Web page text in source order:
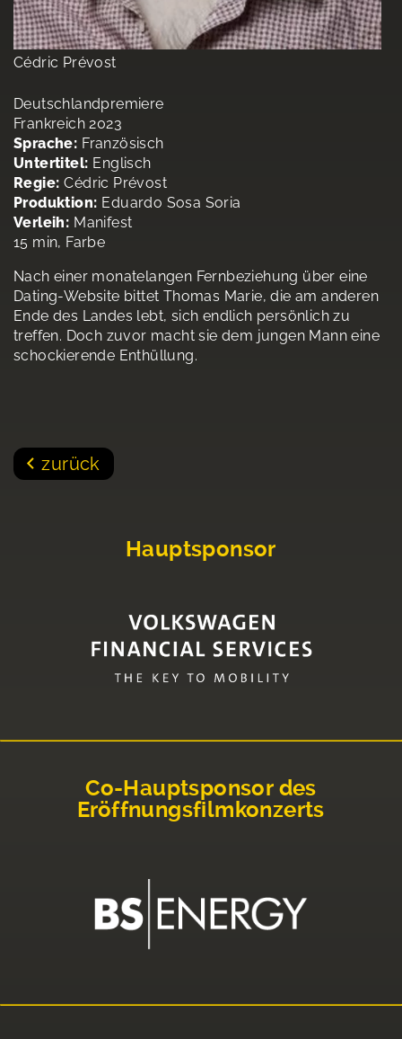
Cédric Prévost
Deutschlandpremiere
Frankreich 2023
Sprache: Französisch
Untertitel: Englisch
Regie: Cédric Prévost
Produktion: Eduardo Sosa Soria
Verleih: Manifest
15 min, Farbe
Nach einer monatelangen Fernbeziehung über eine
Dating-Website bittet Thomas Marie, die am anderen
Ende des Landes lebt, sich endlich persönlich zu
treffen. Doch zuvor macht sie dem jungen Mann eine
schockierende Enthüllung.
zurück
Hauptsponsor
Co-Hauptsponsor des
Eröffnungsfilmkonzerts